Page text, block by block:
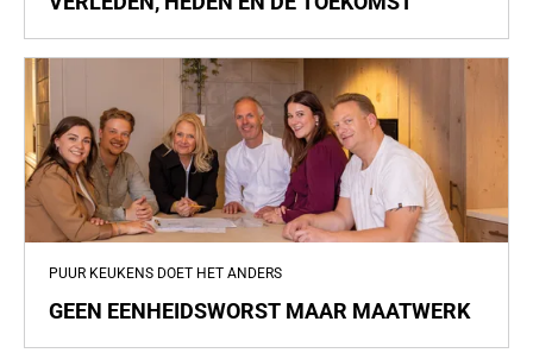
PUUR KEUKENS DOET HET ANDERS
GEEN EENHEIDSWORST MAAR MAATWERK